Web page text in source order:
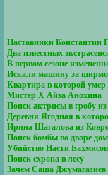
Наставники Константин
Два известных
В первом сезоне
Искали машину за
Квартира в которой
Мистер Х Айза Анохина
Поиск актрисы в гробу
Деревня Ягодная в
Ирина Шагалова из
Поиск бомбы во дворе
Убийство Насти
Поиск схрона в лесу
Зачем Саша